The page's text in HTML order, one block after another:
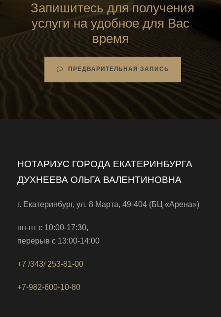
Запишитесь для получения
услуги на удобное для Вас
время
ПРЕДВАРИТЕЛЬНАЯ ЗАПИСЬ
НОТАРИУС ГОРОДА ЕКАТЕРИНБУРГА
ДУХНЕЕВА ОЛЬГА ВАЛЕНТИНОВНА
г. Екатеринбург, ул. 8 Марта, 49-404 (БЦ «Арена»)
пн-пт c 10:00-17:30,
перерыв c 13:00-14:00
+7 /343/ 253-81-00
+7-982-600-10-80